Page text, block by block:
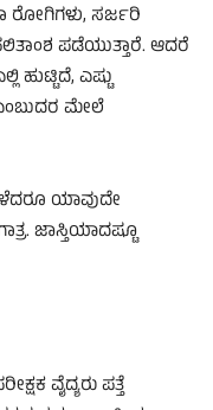
ರೋಗಿಗಳು, ಸರ್ಜರಿ
ಪಡೆಯುತ್ತಾರೆ. ಆದರೆ
ಹುಟ್ಟಿದೆ, ಎಷ್ಟು
ಮೇಲೆ
ಯಾವುದೇ
ಜಾಸ್ತಿಯಾದಷ್ಟೂ
ವೈದ್ಯರು ಪತ್ತೆ